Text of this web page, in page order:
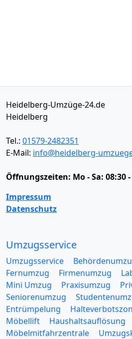
Heidelberg-Umzüge-24.de
Heidelberg
Tel.: 01579-2482351
E-Mail: info@heidelberg-
Öffnungszeiten: Mo - Sa: 08:30
Impressum
Datenschutz
Umzugsservice
Umzugsservice
Fernumzug
Firmenumzug
Mini Umzug
Praxisumzug
Seniorenumzug
Entrümpelung
Möbellift
Haushaltsauflösung
Möbelmitfahrzentrale